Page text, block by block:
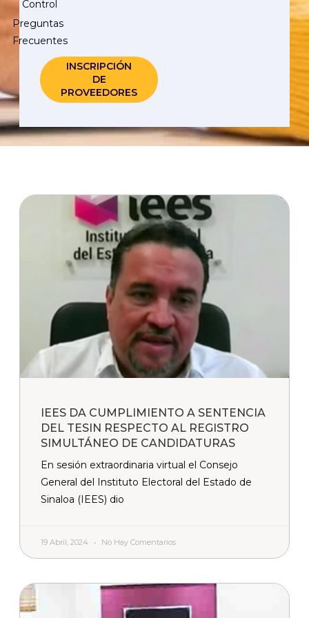
Control
Preguntas
Frecuentes
INSCRIPCIÓN
DE
PROVEEDORES
IEES DA CUMPLIMIENTO A SENTENCIA
DEL TESIN RESPECTO AL REGISTRO
SIMULTÁNEO DE CANDIDATURAS
En sesión extraordinaria virtual el Consejo
General del Instituto Electoral del Estado de
Sinaloa (IEES) dio
19 Abril, 2024 No Hay Comentarios